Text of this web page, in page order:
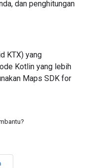
dan penghitungan
KTX) yang
Kotlin yang lebih
Maps SDK for